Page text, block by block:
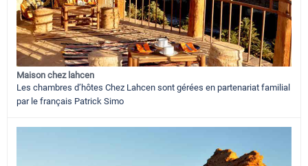
Maison chez lahcen
Les chambres d’hôtes Chez Lahcen sont gérées en partenariat familial
par le français Patrick Simo